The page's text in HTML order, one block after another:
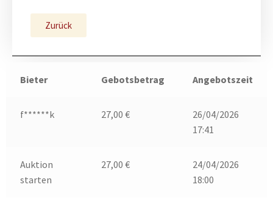
Zurück
Bieter Gebotsbetrag Angebotszeit
f******k 27,00 €
26/04/2026
17:41
Auktion
starten
27,00 €
24/04/2026
18:00